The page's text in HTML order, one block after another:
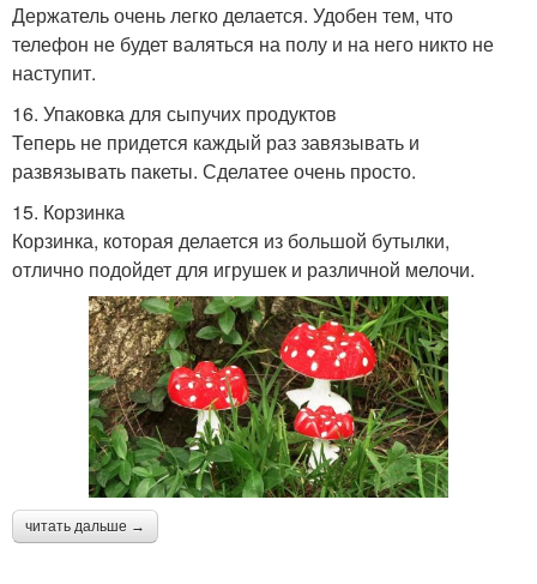
Держатель очень легко делается. Удобен тем, что
телефон не будет валяться на полу и на него никто не
наступит.
16. Упаковка для сыпучих продуктов
Теперь не придется каждый раз завязывать и
развязывать пакеты. Сделатее очень просто.
15. Корзинка
Корзинка, которая делается из большой бутылки,
отлично подойдет для игрушек и различной мелочи.
читать дальше →